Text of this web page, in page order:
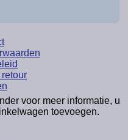
voor meer informatie, u
toevoegen.